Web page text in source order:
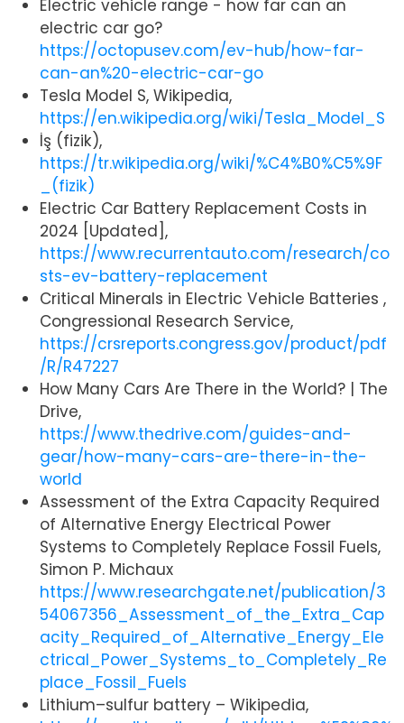
Electric vehicle range - how far can an
electric car go?
https://octopusev.com/ev-hub/how-far-
can-an%20-electric-car-go
Tesla Model S, Wikipedia,
https://en.wikipedia.org/wiki/Tesla_Model_S
İş (fizik),
https://tr.wikipedia.org/wiki/%C4%B0%C5%9F
_(fizik)
Electric Car Battery Replacement Costs in
2024 [Updated],
https://www.recurrentauto.com/research/co
sts-ev-battery-replacement
Critical Minerals in Electric Vehicle Batteries ,
Congressional Research Service,
https://crsreports.congress.gov/product/pdf
/R/R47227
How Many Cars Are There in the World? | The
Drive,
https://www.thedrive.com/guides-and-
gear/how-many-cars-are-there-in-the-
world
Assessment of the Extra Capacity Required
of Alternative Energy Electrical Power
Systems to Completely Replace Fossil Fuels,
Simon P. Michaux
https://www.researchgate.net/publication/3
54067356_Assessment_of_the_Extra_Cap
acity_Required_of_Alternative_Energy_Ele
ctrical_Power_Systems_to_Completely_Re
place_Fossil_Fuels
Lithium–sulfur battery – Wikipedia,